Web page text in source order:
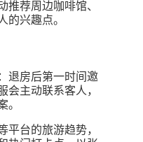
推荐周边咖啡馆、
的兴趣点。
退房后第一时间邀
会主动联系客人，
。
平台的旅游趋势，